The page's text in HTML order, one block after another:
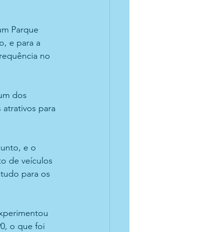
Parque
e para a
no
dos
para
e o
de veículos
para os
o que foi